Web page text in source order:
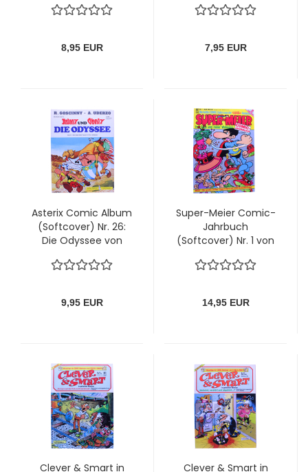
von Bastei
8,95 EUR
Preisaufdruck)
7,95 EUR
Asterix Comic Album
(Softcover) Nr. 26:
Die Odyssee von
9,95 EUR
Super-Meier Comic-
Jahrbuch
(Softcover) Nr. 1 von
14,95 EUR
Clever & Smart in
Clever & Smart in